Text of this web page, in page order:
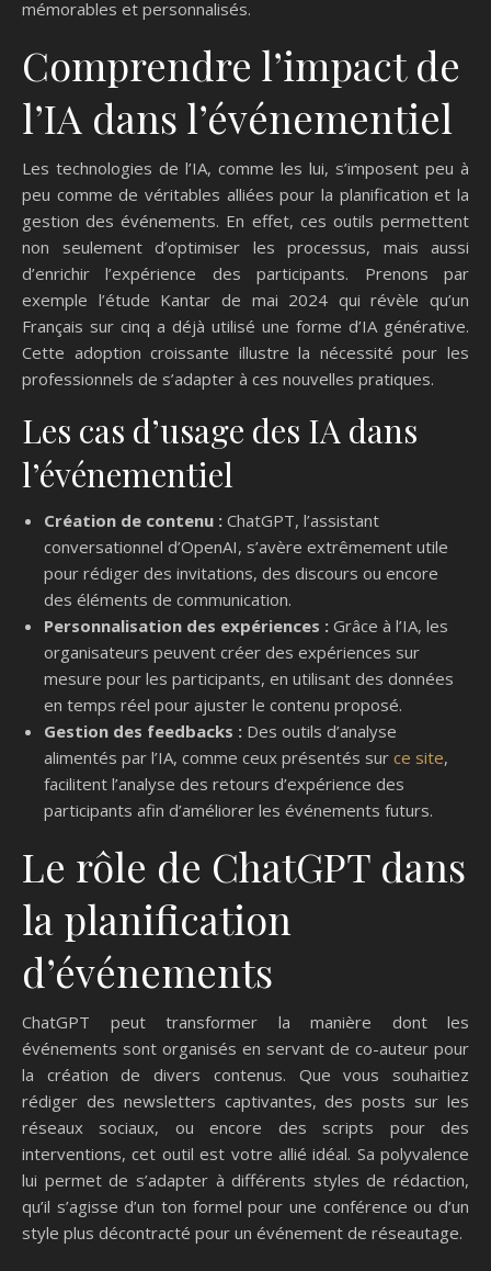
mémorables et personnalisés.
Comprendre l’impact de
l’IA dans l’événementiel
Les technologies de l’IA, comme les lui, s’imposent peu à
peu comme de véritables alliées pour la planification et la
gestion des événements. En effet, ces outils permettent
non seulement d’optimiser les processus, mais aussi
d’enrichir l’expérience des participants. Prenons par
exemple l’étude Kantar de mai 2024 qui révèle qu’un
Français sur cinq a déjà utilisé une forme d’IA générative.
Cette adoption croissante illustre la nécessité pour les
professionnels de s’adapter à ces nouvelles pratiques.
Les cas d’usage des IA dans
l’événementiel
Création de contenu : ChatGPT, l’assistant
conversationnel d’OpenAI, s’avère extrêmement utile
pour rédiger des invitations, des discours ou encore
des éléments de communication.
Personnalisation des expériences : Grâce à l’IA, les
organisateurs peuvent créer des expériences sur
mesure pour les participants, en utilisant des données
en temps réel pour ajuster le contenu proposé.
Gestion des feedbacks : Des outils d’analyse
alimentés par l’IA, comme ceux présentés sur ce site,
facilitent l’analyse des retours d’expérience des
participants afin d’améliorer les événements futurs.
Le rôle de ChatGPT dans
la planification
d’événements
ChatGPT peut transformer la manière dont les
événements sont organisés en servant de co-auteur pour
la création de divers contenus. Que vous souhaitiez
rédiger des newsletters captivantes, des posts sur les
réseaux sociaux, ou encore des scripts pour des
interventions, cet outil est votre allié idéal. Sa polyvalence
lui permet de s’adapter à différents styles de rédaction,
qu’il s’agisse d’un ton formel pour une conférence ou d’un
style plus décontracté pour un événement de réseautage.